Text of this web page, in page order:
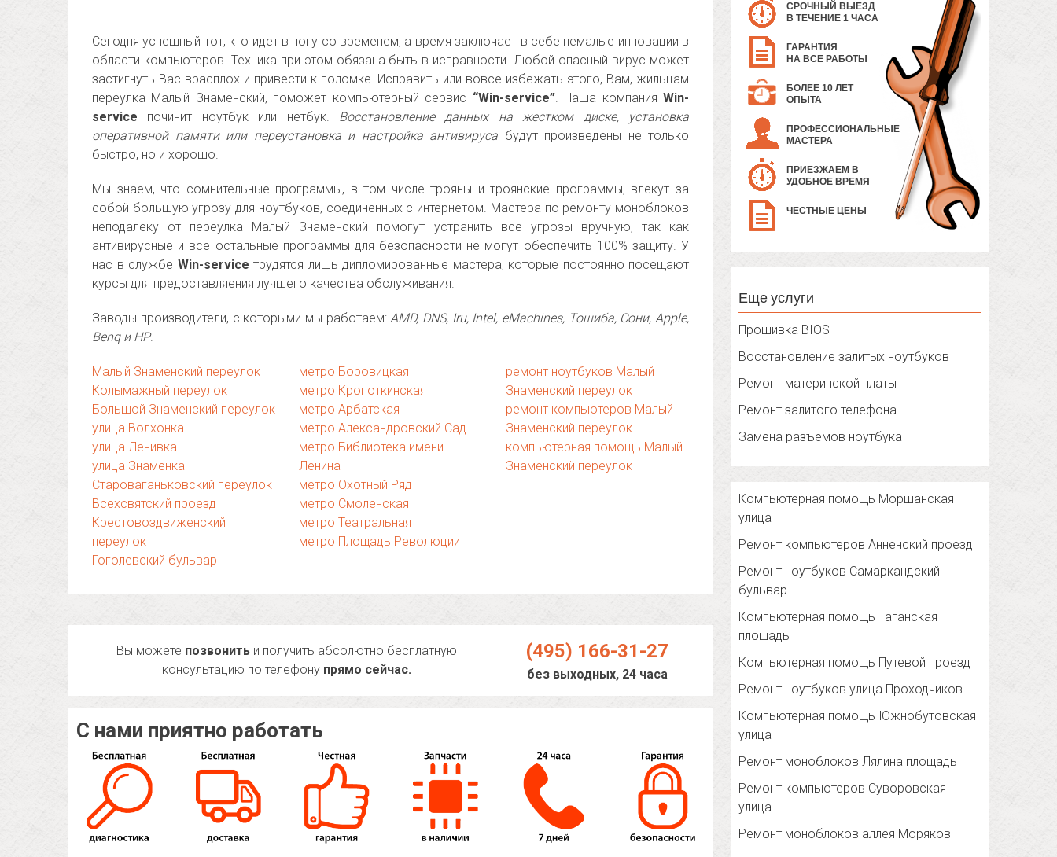
Сегодня успешный тот, кто идет в ногу со временем, а время заключает в себе немалые инновации в
области компьютеров. Техника при этом обязана быть в исправности. Любой опасный вирус может
застигнуть Вас врасплох и привести к поломке. Исправить или вовсе избежать этого, Вам, жильцам
переулка Малый Знаменский, поможет компьютерный сервис “Win-service”. Наша компанияWin-
service починит ноутбук или нетбук. Восстановление данных на жестком диске, установка
оперативной памяти или переустановка и настройка антивируса будут произведены не только
быстро, но и хорошо.
Мы знаем, что сомнительные программы, в том числе трояны и троянские программы, влекут за
собой большую угрозу для ноутбуков, соединенных с интернетом. Мастера по ремонту моноблоков
неподалеку от переулка Малый Знаменский помогут устранить все угрозы вручную, так как
антивирусные и все остальные программы для безопасности не могут обеспечить 100% защиту. У
нас в службе Win-service трудятся лишь дипломированные мастера, которые постоянно посещают
курсы для предоставляения лучшего качества обслуживания.
Заводы-производители, с которыми мы работаем:AMD, DNS, Iru, Intel, eMachines, Тошиба, Сони, Apple,
Benq и HP.
Малый Знаменский переулок
Колымажный переулок
Большой Знаменский переулок
улица Волхонка
улица Ленивка
улица Знаменка
Староваганьковский переулок
Всехсвятский проезд
Крестовоздвиженский
переулок
Гоголевский бульвар
метро Боровицкая
метро Кропоткинская
метро Арбатская
метро Александровский Сад
метро Библиотека имени
Ленина
метро Охотный Ряд
метро Смоленская
метро Театральная
метро Площадь Революции
ремонт ноутбуков Малый
Знаменский переулок
ремонт компьютеров Малый
Знаменский переулок
компьютерная помощь Малый
Знаменский переулок
Вы можете позвонить и получить абсолютно бесплатную
консультацию по телефону прямо сейчас.
(495) 166-31-27
без выходных, 24 часа
С нами приятно работать
СРОЧНЫЙ ВЫЕЗД
В ТЕЧЕНИЕ 1 ЧАСА
ГАРАНТИЯ
НА ВСЕ РАБОТЫ
БОЛЕЕ 10 ЛЕТ
ОПЫТА
ПРОФЕССИОНАЛЬНЫЕ
МАСТЕРА
ПРИЕЗЖАЕМ В
УДОБНОЕ ВРЕМЯ
ЧЕСТНЫЕ ЦЕНЫ
Еще услуги
Прошивка BIOS
Восстановление залитых ноутбуков
Ремонт материнской платы
Ремонт залитого телефона
Замена разъемов ноутбука
Компьютерная помощь Моршанская
улица
Ремонт компьютеров Анненский проезд
Ремонт ноутбуков Самаркандский
бульвар
Компьютерная помощь Таганская
площадь
Компьютерная помощь Путевой проезд
Ремонт ноутбуков улица Проходчиков
Компьютерная помощь Южнобутовская
улица
Ремонт моноблоков Лялина площадь
Ремонт компьютеров Суворовская
улица
Ремонт моноблоков аллея Моряков